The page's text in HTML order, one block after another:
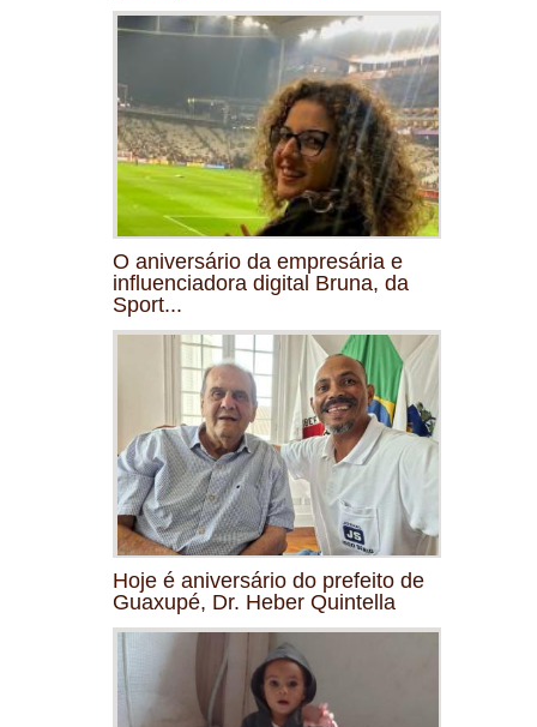
O aniversário da empresária e
influenciadora digital Bruna, da
Sport...
Hoje é aniversário do prefeito de
Guaxupé, Dr. Heber Quintella